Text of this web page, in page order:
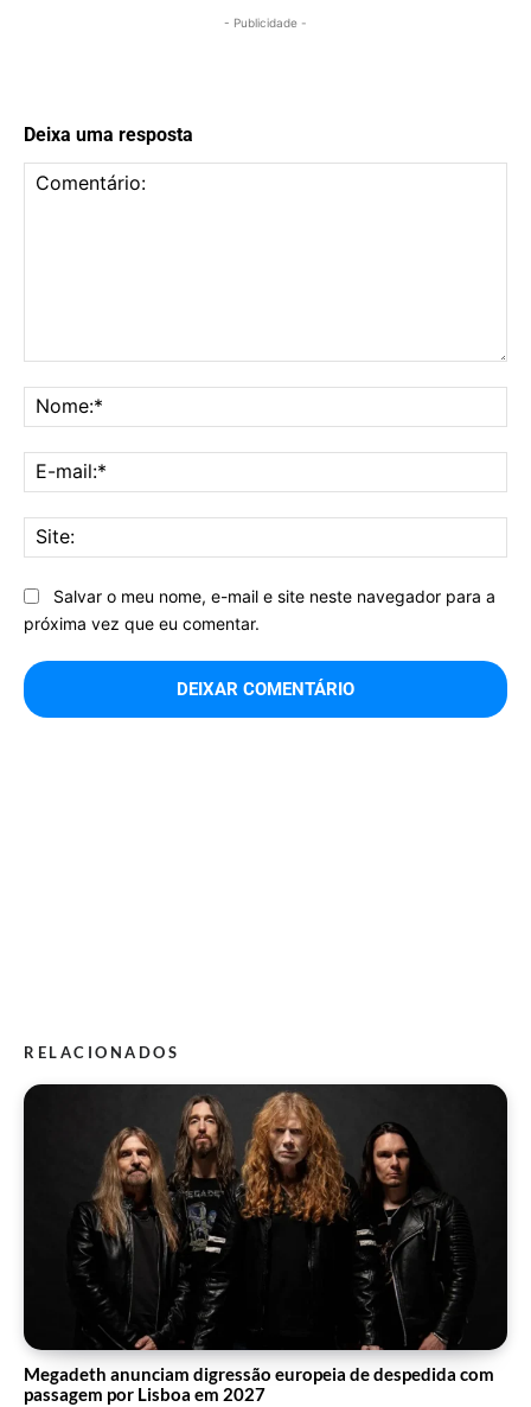
- Publicidade -
Deixa uma resposta
Salvar o meu nome, e-mail e site neste navegador para a
próxima vez que eu comentar.
RELACIONADOS
Megadeth anunciam digressão europeia de despedida com
passagem por Lisboa em 2027